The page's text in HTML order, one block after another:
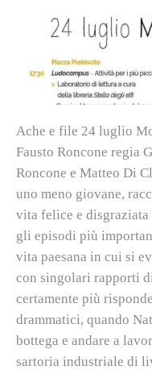
Ache e file 24 luglio
Fausto Roncone regia
Roncone e Matteo Di
uno meno giovane,
vita felice e disgraziata
gli episodi più
vita paesana in cui si
con singolari rapporti
certamente più
drammatici, quando
bottega e andare a
sartoria industriale di